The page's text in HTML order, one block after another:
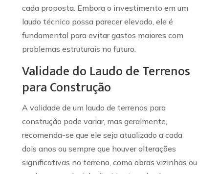
cada proposta. Embora o investimento em um
laudo técnico possa parecer elevado, ele é
fundamental para evitar gastos maiores com
problemas estruturais no futuro.
Validade do Laudo de Terrenos
para Construção
A validade de um laudo de terrenos para
construção pode variar, mas geralmente,
recomenda-se que ele seja atualizado a cada
dois anos ou sempre que houver alterações
significativas no terreno, como obras vizinhas ou